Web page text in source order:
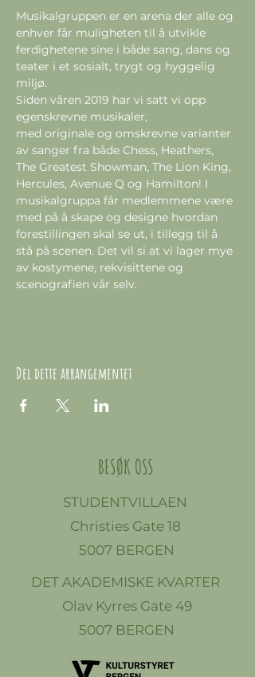
Musikalgruppen er en arena der alle og
enhver får muligheten til å utvikle
ferdighetene sine i både sang, dans og
teater i et sosialt, trygt og hyggelig
miljø.
Siden våren 2019 har vi satt vi opp
egenskrevne musikaler,
med originale og omskrevne varianter
av sanger fra både Chess, Heathers,
The Greatest Showman, The Lion King,
Hercules, Avenue Q og Hamilton! I
musikalgruppa får medlemmene være
med på å skape og designe hvordan
forestillingen skal se ut, i tillegg til å
stå på scenen. Det vil si at vi lager mye
av kostymene, rekvisittene og
scenografien vår selv.
Del dette arrangementet
BESØK OSS
STUDENTVILLAEN
Christies Gate 18
5007 BERGEN
DET AKADEMISKE KVARTER
Olav Kyrres Gate 49
5007 BERGEN